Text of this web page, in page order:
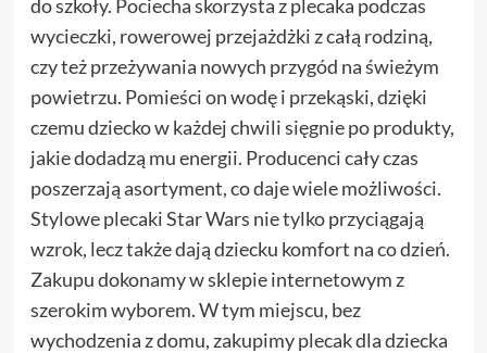
do szkoły. Pociecha skorzysta z plecaka podczas
wycieczki, rowerowej przejażdżki z całą rodziną,
czy też przeżywania nowych przygód na świeżym
powietrzu. Pomieści on wodę i przekąski, dzięki
czemu dziecko w każdej chwili sięgnie po produkty,
jakie dodadzą mu energii. Producenci cały czas
poszerzają asortyment, co daje wiele możliwości.
Stylowe plecaki Star Wars nie tylko przyciągają
wzrok, lecz także dają dziecku komfort na co dzień.
Zakupu dokonamy w sklepie internetowym z
szerokim wyborem. W tym miejscu, bez
wychodzenia z domu, zakupimy plecak dla dziecka